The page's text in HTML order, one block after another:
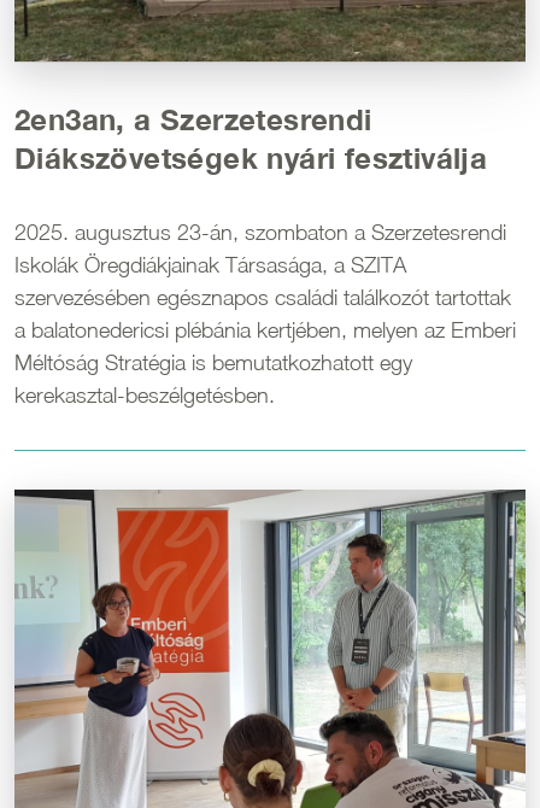
2en3an, a Szerzetesrendi
Diákszövetségek nyári fesztiválja
2025. augusztus 23-án, szombaton a Szerzetesrendi
Iskolák Öregdiákjainak Társasága, a SZITA
szervezésében egésznapos családi találkozót tartottak
a balatonedericsi plébánia kertjében, melyen az Emberi
Méltóság Stratégia is bemutatkozhatott egy
kerekasztal-beszélgetésben.
Kép